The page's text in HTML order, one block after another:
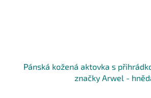
Pánská kožená aktovka s
značky Arwel -